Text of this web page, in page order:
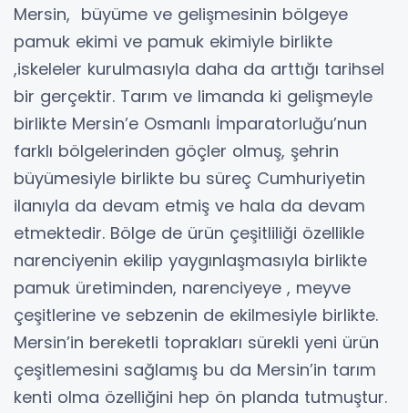
Mersin, büyüme ve gelişmesinin bölgeye
pamuk ekimi ve pamuk ekimiyle birlikte
,iskeleler kurulmasıyla daha da arttığı tarihsel
bir gerçektir. Tarım ve limanda ki gelişmeyle
birlikte Mersin’e Osmanlı İmparatorluğu’nun
farklı bölgelerinden göçler olmuş, şehrin
büyümesiyle birlikte bu süreç Cumhuriyetin
ilanıyla da devam etmiş ve hala da devam
etmektedir. Bölge de ürün çeşitliliği özellikle
narenciyenin ekilip yaygınlaşmasıyla birlikte
pamuk üretiminden, narenciyeye , meyve
çeşitlerine ve sebzenin de ekilmesiyle birlikte.
Mersin’in bereketli toprakları sürekli yeni ürün
çeşitlemesini sağlamış bu da Mersin’in tarım
kenti olma özelliğini hep ön planda tutmuştur.